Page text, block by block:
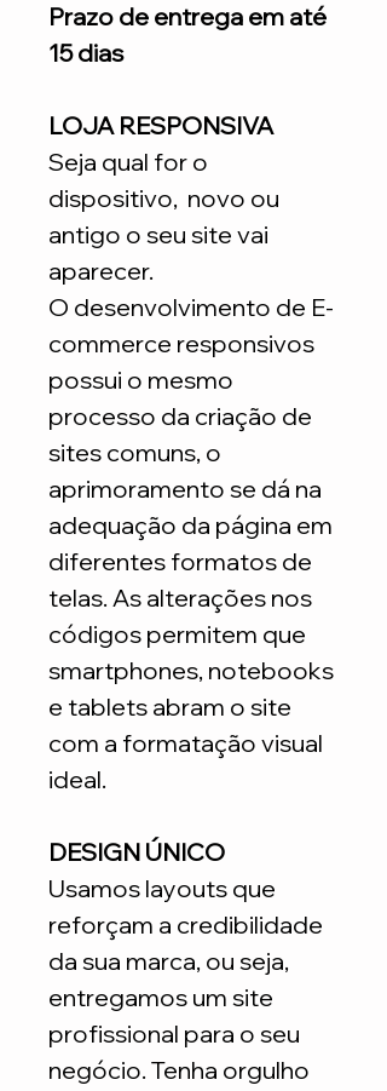
Prazo de entrega em até
15 dias
LOJA RESPONSIVA
Seja qual for o
dispositivo, novo ou
antigo o seu site vai
aparecer.
O desenvolvimento de E-
commerce responsivos
possui o mesmo
processo da criação de
sites comuns, o
aprimoramento se dá na
adequação da página em
diferentes formatos de
telas. As alterações nos
códigos permitem que
smartphones, notebooks
e tablets abram o site
com a formatação visual
ideal.
DESIGN ÚNICO
Usamos layouts que
reforçam a credibilidade
da sua marca, ou seja,
entregamos um site
profissional para o seu
negócio. Tenha orgulho